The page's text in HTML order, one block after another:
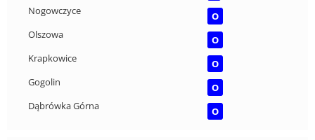
Nogowczyce
O
Olszowa
O
Krapkowice
O
Gogolin
O
Dąbrówka Górna
O